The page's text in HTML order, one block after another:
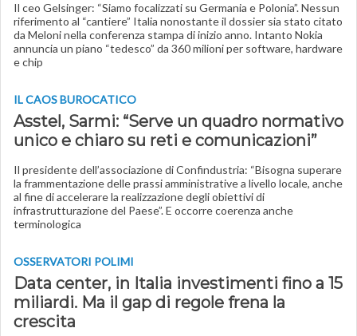
Il ceo Gelsinger: “Siamo focalizzati su Germania e Polonia”. Nessun
riferimento al “cantiere” Italia nonostante il dossier sia stato citato
da Meloni nella conferenza stampa di inizio anno. Intanto Nokia
annuncia un piano “tedesco” da 360 milioni per software, hardware
e chip
IL CAOS BUROCATICO
Asstel, Sarmi: “Serve un quadro normativo
unico e chiaro su reti e comunicazioni”
Il presidente dell’associazione di Confindustria: “Bisogna superare
la frammentazione delle prassi amministrative a livello locale, anche
al fine di accelerare la realizzazione degli obiettivi di
infrastrutturazione del Paese”. E occorre coerenza anche
terminologica
OSSERVATORI POLIMI
Data center, in Italia investimenti fino a 15
miliardi. Ma il gap di regole frena la
crescita